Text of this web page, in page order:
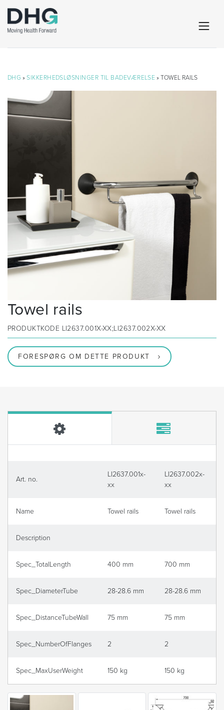
DHG »SIKKERHEDSLØSNINGER TIL BADEVÆRELSE » TOWEL RAILS
Towel rails
PRODUKTKODE LI2637.001X-XX;LI2637.002X-XX
FORESPØRG OM DETTE PRODUKT
Art. no.
LI2637.001x-
xx
LI2637.002x-
xx
Name Towel rails Towel rails
Description
Spec_TotalLength 400 mm 700 mm
Spec_DiameterTube 28-28.6 mm 28-28.6 mm
Spec_DistanceTubeWall 75 mm 75 mm
Spec_NumberOfFlanges 2 2
Spec_MaxUserWeight 150 kg 150 kg